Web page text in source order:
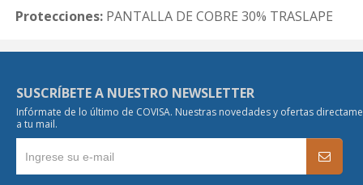
Protecciones: PANTALLA DE COBRE 30% TRASLAPE
SUSCRÍBETE A NUESTRO NEWSLETTER
Infórmate de lo último de COVISA. Nuestras novedades y ofertas
a tu mail.